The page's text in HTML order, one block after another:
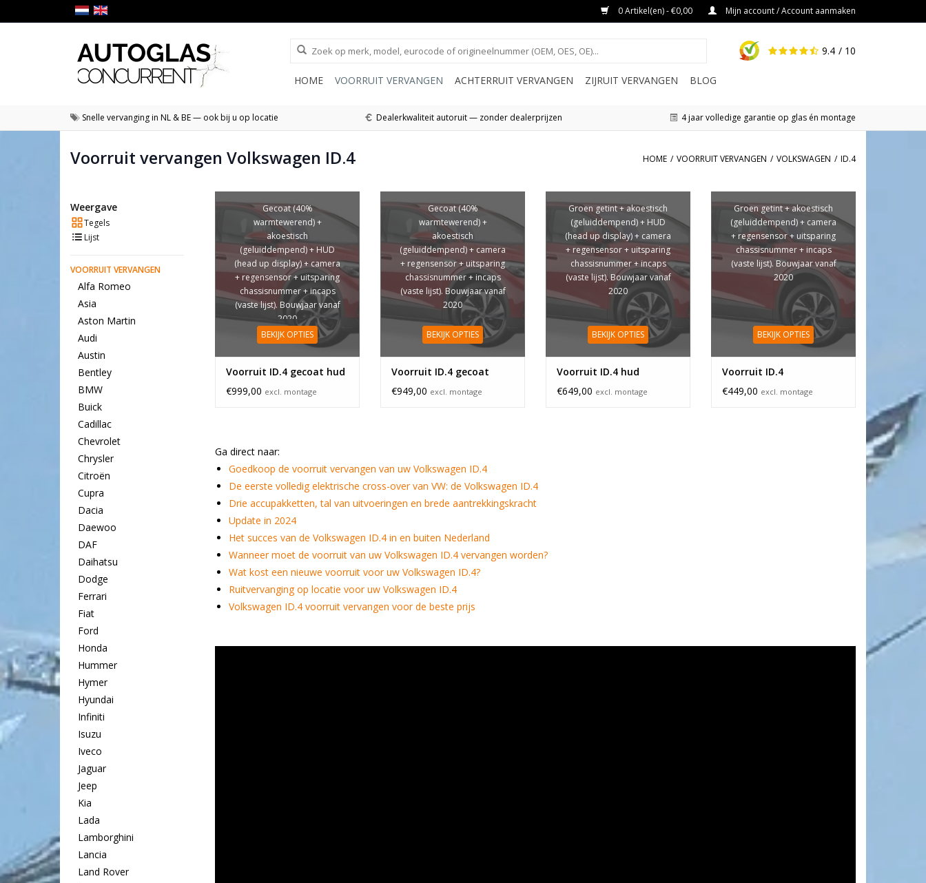
0 Artikel(en) - €0,00 Mijn account / Account aanmaken
9.4 / 10
HOME VOORRUIT VERVANGEN ACHTERRUIT VERVANGEN ZIJRUIT VERVANGEN BLOG
Snelle vervanging in NL & BE — ook bij u op locatie Dealerkwaliteit autoruit — zonder dealerprijzen 4 jaar volledige garantie op glas én montage
Voorruit vervangen Volkswagen ID.4 HOME / VOORRUIT VERVANGEN / VOLKSWAGEN / ID.4
Weergave
Tegels
Lijst
VOORRUIT VERVANGEN
Alfa Romeo
Asia
Aston Martin
Audi
Austin
Bentley
BMW
Buick
Cadillac
Chevrolet
Chrysler
Citroën
Cupra
Dacia
Daewoo
DAF
Daihatsu
Dodge
Ferrari
Fiat
Ford
Honda
Hummer
Hymer
Hyundai
Infiniti
Isuzu
Iveco
Jaguar
Jeep
Kia
Lada
Lamborghini
Lancia
Land Rover
Gecoat (40%
warmtewerend) +
akoestisch
(geluiddempend) + HUD
(head up display) + camera
+ regensensor + uitsparing
chassisnummer + incaps
(vaste lijst). Bouwjaar vanaf
2020
BEKIJK OPTIES
Voorruit ID.4 gecoat hud
€999,00 excl. montage
Gecoat (40%
warmtewerend) +
akoestisch
(geluiddempend) + camera
+ regensensor + uitsparing
chassisnummer + incaps
(vaste lijst). Bouwjaar vanaf
2020
BEKIJK OPTIES
Voorruit ID.4 gecoat
€949,00 excl. montage
Groen getint + akoestisch
(geluiddempend) + HUD
(head up display) + camera
+ regensensor + uitsparing
chassisnummer + incaps
(vaste lijst). Bouwjaar vanaf
2020
BEKIJK OPTIES
Voorruit ID.4 hud
€649,00 excl. montage
Groen getint + akoestisch
(geluiddempend) + camera
+ regensensor + uitsparing
chassisnummer + incaps
(vaste lijst). Bouwjaar vanaf
2020
BEKIJK OPTIES
Voorruit ID.4
€449,00 excl. montage
Ga direct naar:
Goedkoop de voorruit vervangen van uw Volkswagen ID.4
De eerste volledig elektrische cross-over van VW: de Volkswagen ID.4
Drie accupakketten, tal van uitvoeringen en brede aantrekkingskracht
Update in 2024
Het succes van de Volkswagen ID.4 in en buiten Nederland
Wanneer moet de voorruit van uw Volkswagen ID.4 vervangen worden?
Wat kost een nieuwe voorruit voor uw Volkswagen ID.4?
Ruitvervanging op locatie voor uw Volkswagen ID.4
Volkswagen ID.4 voorruit vervangen voor de beste prijs